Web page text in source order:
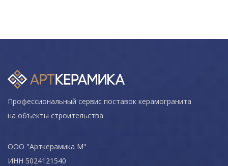
Профессиональный сервис поставок керамогранита
на объекты строительства
ООО "Арткерамика М"
ИНН 5024121540